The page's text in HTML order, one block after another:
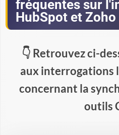
fréquentes sur
HubSpot et Zoho
Retrouvez ci-
aux interrogations
concernant la
outils